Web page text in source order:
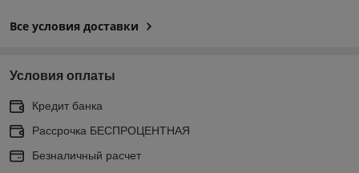
Все условия доставки
Условия оплаты
Кредит банка
Рассрочка БЕСПРОЦЕНТНАЯ
Безналичный расчет